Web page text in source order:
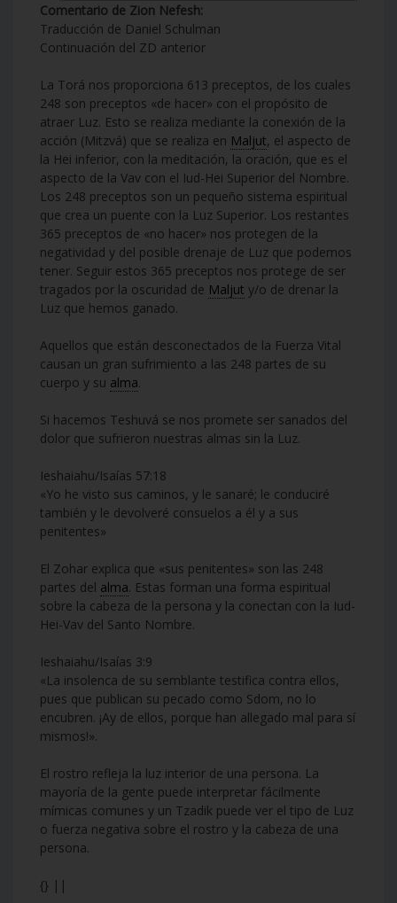
Comentario de Zion Nefesh:
Traducción de Daniel Schulman
Continuación del ZD anterior
La Torá nos proporciona 613 preceptos, de los cuales
248 son preceptos «de hacer» con el propósito de
atraer Luz. Esto se realiza mediante la conexión de la
acción (Mitzvá) que se realiza en Maljut, el aspecto de
la Hei inferior, con la meditación, la oración, que es el
aspecto de la Vav con el Iud-Hei Superior del Nombre.
Los 248 preceptos son un pequeño sistema espiritual
que crea un puente con la Luz Superior. Los restantes
365 preceptos de «no hacer» nos protegen de la
negatividad y del posible drenaje de Luz que podemos
tener. Seguir estos 365 preceptos nos protege de ser
tragados por la oscuridad de Maljut y/o de drenar la
Luz que hemos ganado.
Aquellos que están desconectados de la Fuerza Vital
causan un gran sufrimiento a las 248 partes de su
cuerpo y su alma.
Si hacemos Teshuvá se nos promete ser sanados del
dolor que sufrieron nuestras almas sin la Luz.
Ieshaiahu/Isaías 57:18
«Yo he visto sus caminos, y le sanaré; le conduciré
también y le devolveré consuelos a él y a sus
penitentes»
El Zohar explica que «sus penitentes» son las 248
partes del alma. Estas forman una forma espiritual
sobre la cabeza de la persona y la conectan con la Iud-
Hei-Vav del Santo Nombre.
Ieshaiahu/Isaías 3:9
«La insolenca de su semblante testifica contra ellos,
pues que publican su pecado como Sdom, no lo
encubren. ¡Ay de ellos, porque han allegado mal para sí
mismos!».
El rostro refleja la luz interior de una persona. La
mayoría de la gente puede interpretar fácilmente
mímicas comunes y un Tzadik puede ver el tipo de Luz
o fuerza negativa sobre el rostro y la cabeza de una
persona.
{} ||